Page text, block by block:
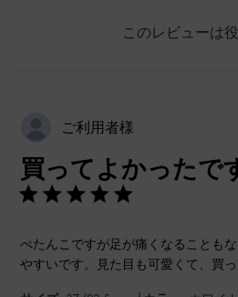
このレビューは
ご利用者様
買ってよかったで
ぺたんこですが足が痛くなることも
やすいです。見た目も可愛くて、買っ